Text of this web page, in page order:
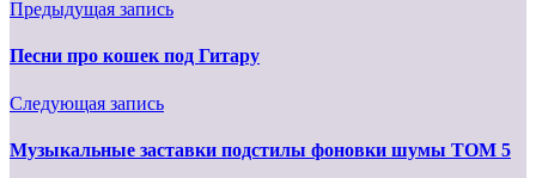
Предыдущая запись
Песни про кошек под Гитару
Следующая запись
Музыкальные заставки подстилы фоновки шумы ТОМ 5